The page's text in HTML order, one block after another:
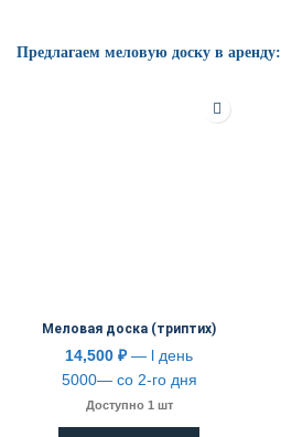
Предлагаем меловую доску в аренду:
Меловая доска (триптих)
14,500 ₽— l день
5000— со 2-го дня
Доступно 1 шт